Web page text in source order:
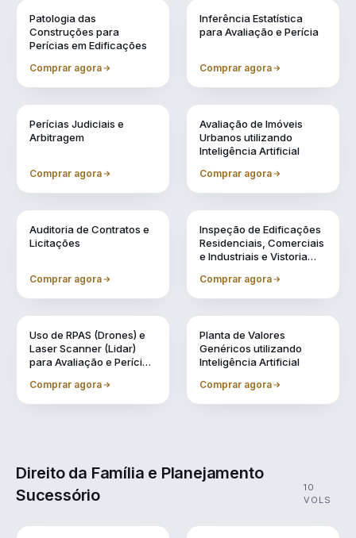
Patologia das
Construções para
Perícias em Edificações
Comprar agora
Inferência Estatística
para Avaliação e Perícia
Comprar agora
Vol. 4
Perícias Judiciais e
Arbitragem
Comprar agora
Avaliação de Imóveis
Urbanos utilizando
Inteligência Artificial
Comprar agora
Auditoria de Contratos e
Licitações
Comprar agora
Inspeção de Edificações
Residenciais, Comerciais
e Industriais e Vistoria
Comprar agora
Uso de RPAS (Drones) e
Laser Scanner (Lidar)
para Avaliação e Perícia
Comprar agora
Planta de Valores
Genéricos utilizando
Inteligência Artificial
Comprar agora
Direito da Família e Planejamento
Sucessório
10
VOLS